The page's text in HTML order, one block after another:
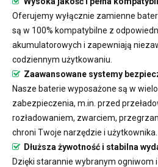
Oferujemy wyłącznie zamienne
są w 100% kompatybilne z
akumulatorowych i zapewniają
codziennym użytkowaniu.
Zaawansowane systemy
Nasze baterie wyposażone są w
zabezpieczenia, m.in. przed
rozładowaniem, zwarciem,
chroni Twoje narzędzie i użytkownika.
Dłuższa żywotność i stabilna
Dzięki starannie wybranym ogniwom